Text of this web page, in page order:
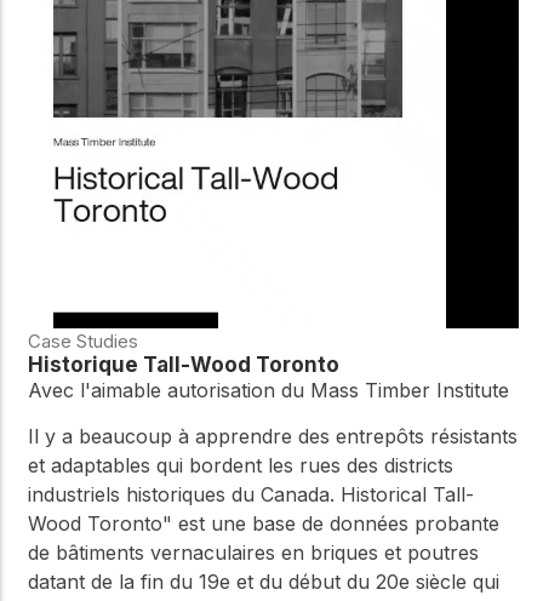
Case Studies
Historique Tall-Wood Toronto
Avec l'aimable autorisation du Mass Timber Institute
Il y a beaucoup à apprendre des entrepôts résistants
et adaptables qui bordent les rues des districts
industriels historiques du Canada. Historical Tall-
Wood Toronto" est une base de données probante
de bâtiments vernaculaires en briques et poutres
datant de la fin du 19e et du début du 20e siècle qui